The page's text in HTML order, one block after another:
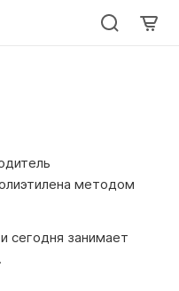
методом
сегодня занимает